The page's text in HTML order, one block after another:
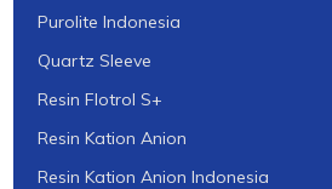
Purolite Indonesia
Quartz Sleeve
Resin Flotrol S+
Resin Kation Anion
Resin Kation Anion Indonesia